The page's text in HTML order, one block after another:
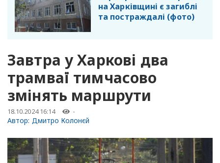
на Харківщині є загиблі
та постраждалі (фото)
Завтра у Харкові два
трамваї тимчасово
змінять маршрути
18.10.2024 16:14 -
Автор: Дмитро Колонєй